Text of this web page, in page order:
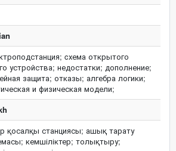
cхема открытого
устройства; недостатки; дополнение;
защита; отказы; алгебра логики;
и физическая модели;
қосалқы станциясы; ашық тарату
кемшіліктер; толықтыру;